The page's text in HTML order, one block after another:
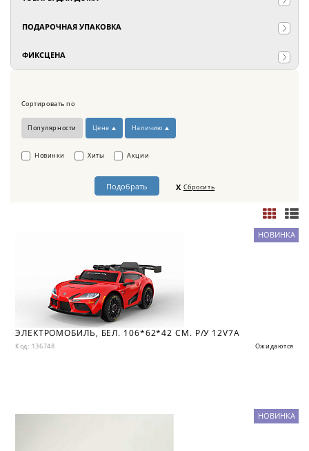
ПОДАРОЧНАЯ УПАКОВКА
ФИКСЦЕНА
Сортировать по
Популярности Цене Наличию
Сбросить
Новинки Хиты Акции
ЭЛЕКТРОМОБИЛЬ, БЕЛ. 106*62*42 СМ. Р/У 12V7A
Код: 136748 Ожидаются
НОВИНКА
НОВИНКА